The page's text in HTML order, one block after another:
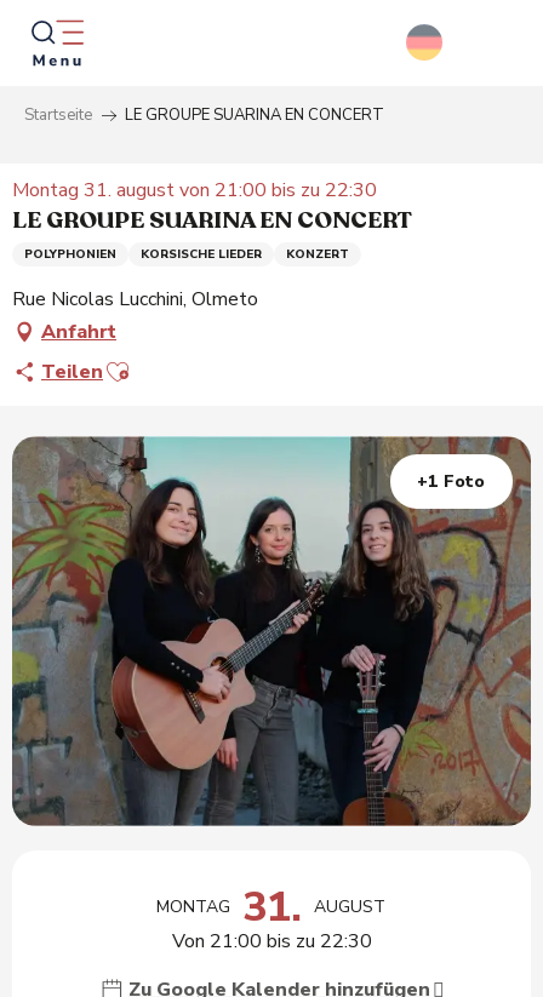
Aller
contenu
principal
Startseite LE GROUPE SUARINA EN CONCERT
Montag 31. august von 21:00 bis zu 22:30
LE GROUPE SUARINA EN CONCERT
POLYPHONIEN KORSISCHE LIEDER KONZERT
Rue Nicolas Lucchini, Olmeto
Anfahrt
TeilenAjouter aux favoris
+1 Foto
MONTAG 31. AUGUST
Von 21:00 bis zu 22:30
Zu Google Kalender hinzufügen